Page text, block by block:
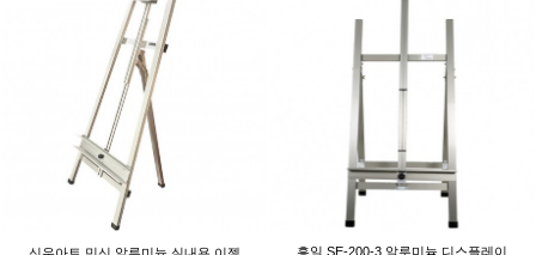
흥일 SE-200-3 알루미늄 디스플레이